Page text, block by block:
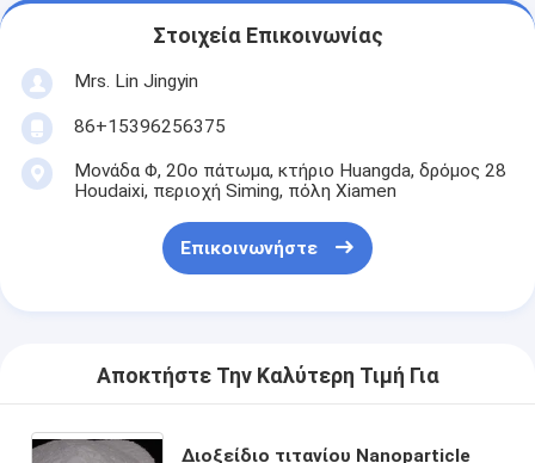
Στοιχεία Επικοινωνίας
Mrs. Lin Jingyin
86+15396256375
Μονάδα Φ, 20ο πάτωμα, κτήριο Huangda, δρόμος 28
Houdaixi, περιοχή Siming, πόλη Xiamen
Επικοινωνήστε
Αποκτήστε Την Καλύτερη Τιμή Για
Διοξείδιο τιτανίου Nanoparticle